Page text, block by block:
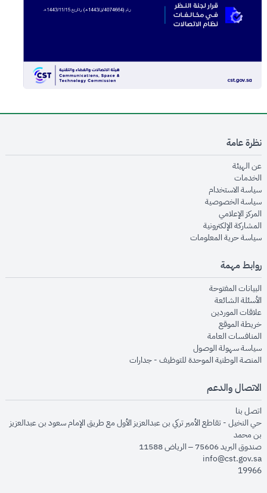
نظرة عامة
عن الهيئةopens in new window
الخدماتopens in new window
سياسة الاستخدام
سياسة الخصوصيةopens in new window
المركز الإعلاميopens in new window
المشاركة الإلكترونيةopens in new window
سياسة حرية المعلوماتopens in new window
روابط مهمة
البيانات المفتوحةopens in new window
الأسئلة الشائعةopens in new window
علاقات الموردينopens in new window
خريطة الموقعopens in new window
المنافسات العامةopens in new window
سياسة سهولة الوصولopens in new window
المنصة الوطنية الموحدة للتوظيف - جداراتopens in new window
الاتصال والدعم
اتصل بنا
حي النخيل - تقاطع الأمير تركي بن عبدالعزيز الأول مع طريق الإمام سعود بن عبدالعزيز
بن محمد
صندوق البريد 75606 – الرياض 11588
info@cst.gov.sa
19966